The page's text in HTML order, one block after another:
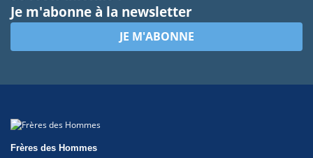
Je m'abonne à la newsletter
JE M'ABONNE
Frères des Hommes